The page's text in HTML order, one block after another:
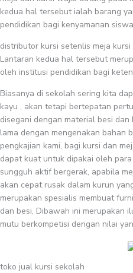
kedua hal tersebut ialah barang
pendidikan bagi kenyamanan
distributor kursi setenlis meja kursi
Lantaran kedua hal tersebut
oleh institusi pendidikan bagi
Biasanya di sekolah sering kita
kayu , akan tetapi bertepatan
disegani dengan material besi
lama dengan mengenakan bahan
pengkajian kami, bagi kursi dan
dapat kuat untuk dipakai oleh
sungguh aktif bergerak, apabila
akan cepat rusak dalam kurun
merupakan spesialis membuat
dan besi, Dibawah ini merupakan
mutu berkompetisi dengan nilai
toko jual kursi sekolah